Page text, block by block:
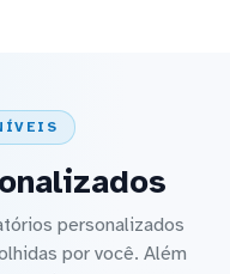
personalizados
por você. Além